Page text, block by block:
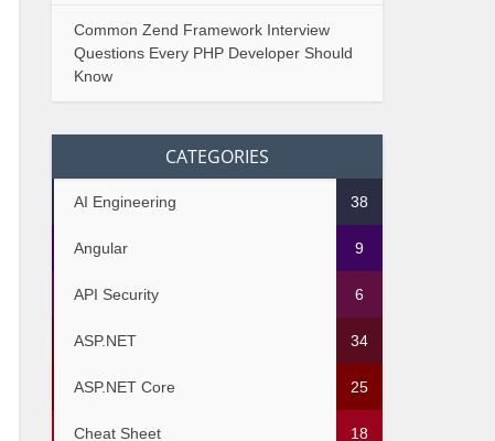
Common Zend Framework Interview
Questions Every PHP Developer Should
Know
CATEGORIES
AI Engineering 38
Angular 9
API Security 6
ASP.NET 34
ASP.NET Core 25
Cheat Sheet 18